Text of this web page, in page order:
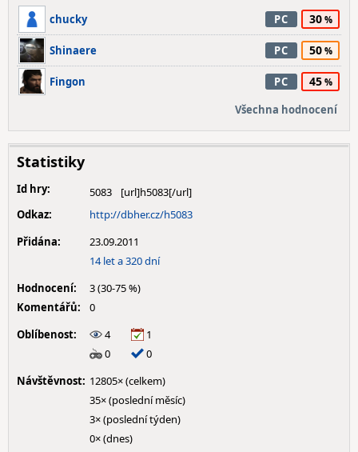
chucky PC 30
Shinaere PC 50
Fingon PC 45
Všechna hodnocení
Statistiky
Id hry:
5083
Odkaz:
http://dbher.cz/h5083
Přidána:
23.09.2011
14 let a 320 dní
Hodnocení:
3 (30-75 %)
Komentářů:
0
Oblíbenost:
4
1
0
0
Návštěvnost: 12805× (celkem)
35× (poslední měsíc)
3× (poslední týden)
0× (dnes)